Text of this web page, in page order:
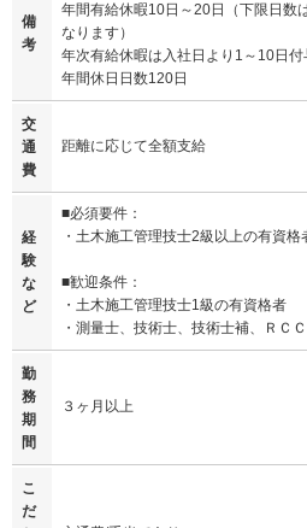
備
考
年間有給休暇10日～20日（下限日数
なります）
年次有給休暇は入社日より1～10日付
年間休日日数120日
交
通
費
距離に応じて全額支給
経
験
な
ど
■必須要件：
・土木施工管理技士2級以上の有資格
■歓迎条件：
・土木施工管理技士1級の有資格者
・測量士、技術士、技術士補、ＲＣ
勤
務
期
間
３ヶ月以上
こ
だ